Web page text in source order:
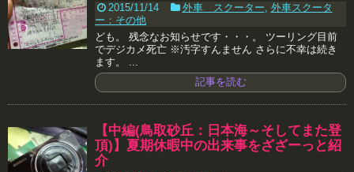
2015/11/14 外車 スクーター 外車スクータ
ー：その他
ども。 残念なお知らせです・・・。 ツーリング目前
でデジカメ死亡 ※汚字すんません さらに不幸は続き
ます。 ...
記事を読む
【中編(鳥取砂丘：日本海～そしてまた登
頂)】夏期休暇中の出来事をざざーっと紹
介